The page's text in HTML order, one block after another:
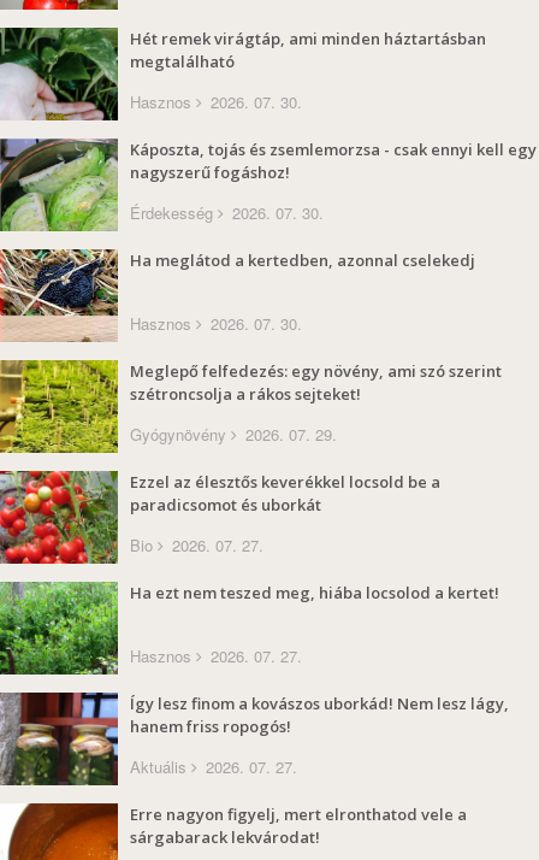
Hét remek virágtáp, ami minden háztartásban
megtalálható
Hasznos 2026. 07. 30.
Káposzta, tojás és zsemlemorzsa - csak ennyi kell egy
nagyszerű fogáshoz!
Érdekesség 2026. 07. 30.
Ha meglátod a kertedben, azonnal cselekedj
Hasznos 2026. 07. 30.
Meglepő felfedezés: egy növény, ami szó szerint
szétroncsolja a rákos sejteket!
Gyógynövény 2026. 07. 29.
Ezzel az élesztős keverékkel locsold be a
paradicsomot és uborkát
Bio 2026. 07. 27.
Ha ezt nem teszed meg, hiába locsolod a kertet!
Hasznos 2026. 07. 27.
Így lesz finom a kovászos uborkád! Nem lesz lágy,
hanem friss ropogós!
Aktuális 2026. 07. 27.
Erre nagyon figyelj, mert elronthatod vele a
sárgabarack lekvárodat!